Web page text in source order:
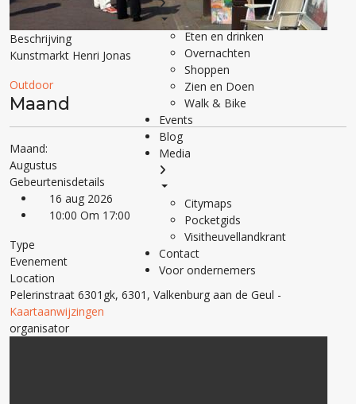
Eten en drinken
Overnachten
Shoppen
Zien en Doen
Walk & Bike
Events
Blog
Media
Citymaps
Pocketgids
Visitheuvellandkrant
Contact
Voor ondernemers
Beschrijving
Kunstmarkt Henri Jonas
Outdoor
Maand
Maand:
Augustus
Gebeurtenisdetails
16 aug 2026
10:00 Om 17:00
Type
Evenement
Location
Pelerinstraat 6301gk, 6301, Valkenburg aan de Geul -
Kaartaanwijzingen
organisator